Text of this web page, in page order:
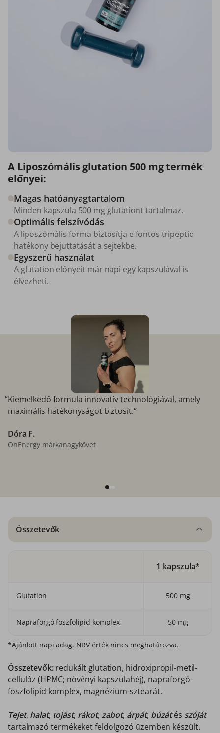
A Liposzómális glutation 500 mg termék
előnyei:
Magas hatóanyagtartalom
Minden kapszula 500 mg glutationt tartalmaz.
Optimális felszívódás
A liposzómális forma biztosítja e fontos tripeptid
hatékony bejuttatását a sejtekbe.
Egyszerű használat
A glutation előnyeit már napi egy kapszulával is
élvezheti.
“Kiemelkedő formula innovatív technológiával, amely
maximális hatékonyságot biztosít.“
Dóra F.
OnEnergy márkanagykövet
Összetevők
1 kapszula*
Glutation 500 mg
Napraforgó foszfolipid komplex 50 mg
*Ajánlott napi adag. NRV érték nincs meghatározva.
Összetevők: redukált glutation, hidroxipropil-metil-
cellulóz (HPMC; növényi kapszulahéj), napraforgó-
foszfolipid komplex, magnézium-sztearát.
Tejet, halat, tojást, rákot, zabot, árpát, búzátés szóját
tartalmazó termékeket feldolgozó üzemben készült.